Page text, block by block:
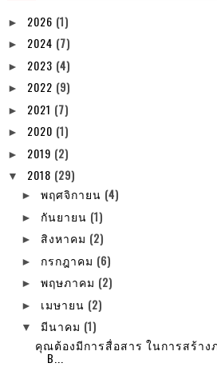
► 2026 (1)
► 2024 (7)
► 2023 (4)
► 2022 (9)
► 2021 (7)
► 2020 (1)
► 2019 (2)
▼ 2018 (29)
► พฤศจิกายน (4)
► กันยายน (1)
► สิงหาคม (2)
► กรกฎาคม (6)
► พฤษภาคม (2)
► เมษายน (2)
▼ มีนาคม (1)
คุณต้องมีการสื่อสาร ในการสร้า
B...